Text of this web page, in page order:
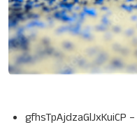
gfhsTpAjdzaGlJxKuiCP –